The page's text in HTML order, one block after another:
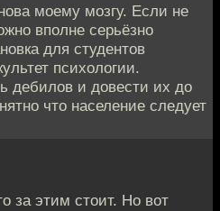
моему мозгу. Если не
вполне серьёзно
для студентов
психологии.
дебилов и довести их до
что население следует
за этим стоит. Но вот